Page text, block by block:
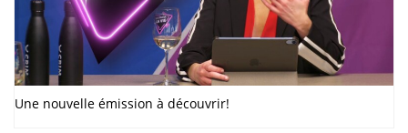
Une nouvelle émission à découvrir!